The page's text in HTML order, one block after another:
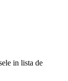
in lista de